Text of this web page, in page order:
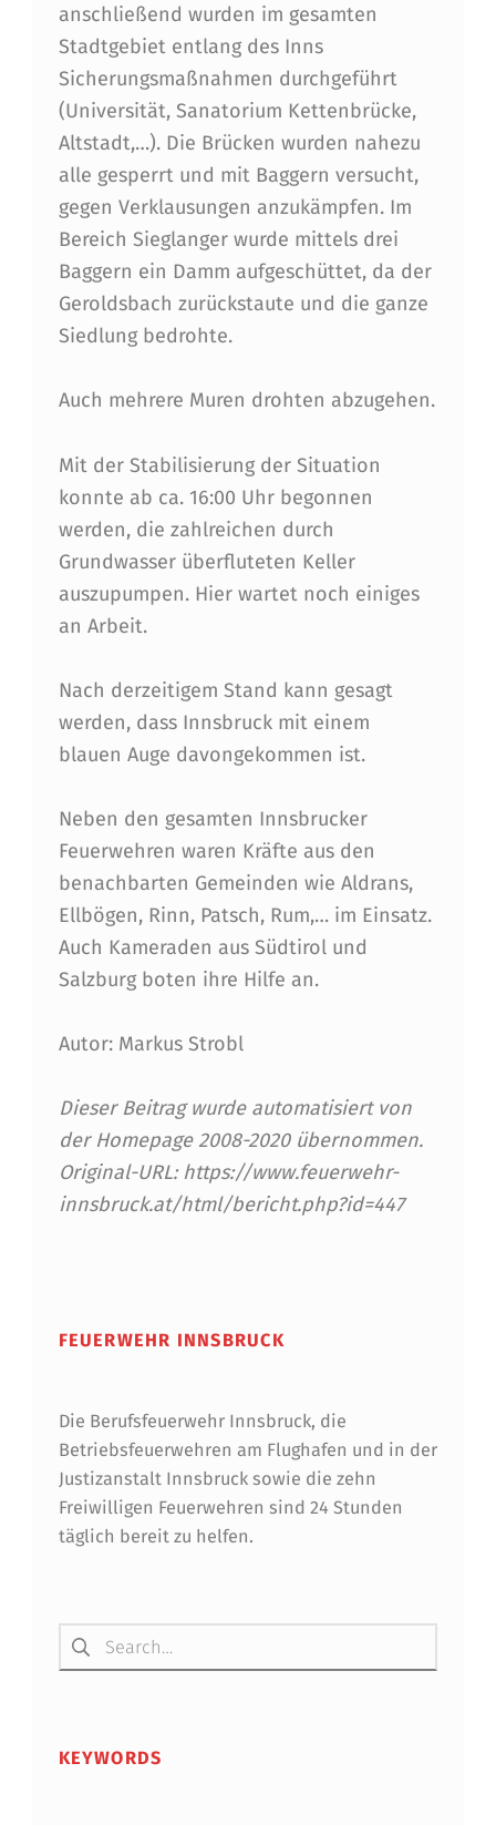
anschließend wurden im gesamten
Stadtgebiet entlang des Inns
Sicherungsmaßnahmen durchgeführt
(Universität, Sanatorium Kettenbrücke,
Altstadt,…). Die Brücken wurden nahezu
alle gesperrt und mit Baggern versucht,
gegen Verklausungen anzukämpfen. Im
Bereich Sieglanger wurde mittels drei
Baggern ein Damm aufgeschüttet, da der
Geroldsbach zurückstaute und die ganze
Siedlung bedrohte.
Auch mehrere Muren drohten abzugehen.
Mit der Stabilisierung der Situation
konnte ab ca. 16:00 Uhr begonnen
werden, die zahlreichen durch
Grundwasser überfluteten Keller
auszupumpen. Hier wartet noch einiges
an Arbeit.
Nach derzeitigem Stand kann gesagt
werden, dass Innsbruck mit einem
blauen Auge davongekommen ist.
Neben den gesamten Innsbrucker
Feuerwehren waren Kräfte aus den
benachbarten Gemeinden wie Aldrans,
Ellbögen, Rinn, Patsch, Rum,… im Einsatz.
Auch Kameraden aus Südtirol und
Salzburg boten ihre Hilfe an.
Autor: Markus Strobl
Dieser Beitrag wurde automatisiert von
der Homepage 2008-2020 übernommen.
Original-URL: https://www.feuerwehr-
innsbruck.at/html/bericht.php?id=447
FEUERWEHR INNSBRUCK
Die Berufsfeuerwehr Innsbruck, die
Betriebsfeuerwehren am Flughafen und in der
Justizanstalt Innsbruck sowie die zehn
Freiwilligen Feuerwehren sind 24 Stunden
täglich bereit zu helfen.
Suchen nach:
KEYWORDS